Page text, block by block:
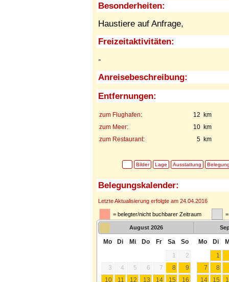
Besonderheiten:
Haustiere auf Anfrage,
Freizeitaktivitäten:
-
Anreisebeschreibung:
Entfernungen:
12 km
zum Flughafen:
10 km
zum Meer:
5 km
zum Restaurant:
Bilder Lage Ausstattung
Belegungskalender:
Letzte Aktualisierung erfolgte am 24.04.2016
= belegter/nicht buchbarer Zeitraum
August 2026
Mo Di Mi Do Fr Sa
So
1
2
3
4 5 6 7 8
9
10
11 12 13 14 15 16
Mo Di
1
7
8
14
15